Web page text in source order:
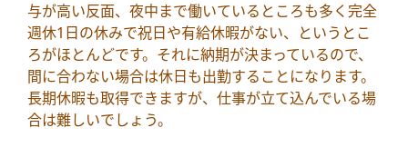
与が高い反面、夜中まで働いているところも多く完全
週休1日の休みで祝日や有給休暇がない、というとこ
ろがほとんどです。それに納期が決まっているので、
間に合わない場合は休日も出勤することになります。
長期休暇も取得できますが、仕事が立て込んでいる場
合は難しいでしょう。